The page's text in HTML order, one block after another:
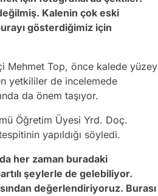
Kalenin çok eski
gösterdiğimiz için
Mehmet Top, önce kalede yüzey
yetkililer de incelemede
da önem taşıyor.
Öğretim Üyesi Yrd. Doç.
yapıldığı söyledi.
her zaman buradaki
şeylerle de gelebiliyor.
değerlendiriyoruz. Burası